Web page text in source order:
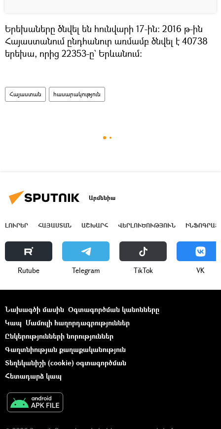
Երեխաները ծնվել են հունվարի 17-ին։ 2016 թ-ին
Հայաստանում ընդհանուր առմամբ ծնվել է 40738
երեխա, որից 22353-ը` Երևանում։
Հայաստան հասարակություն
Արմենիա
ԼՈՒՐԵՐ ՀԱՅԱՍՏԱՆ ԱՇԽԱՐՀ ՎԵՐԼՈՒԾՈՒԹՅՈՒՆ
Rutube Telegram ТikТоk VK
Նախագծի մասին Օգտագործման կանոնները
Կապ Մամուլի հաղորդագրություններ
Ընկերությունների նորություններ
Գաղտնիության քաղաքականություն
Տեղեկանիշի (cookie) օգտագործման
Հետադարձ կապ